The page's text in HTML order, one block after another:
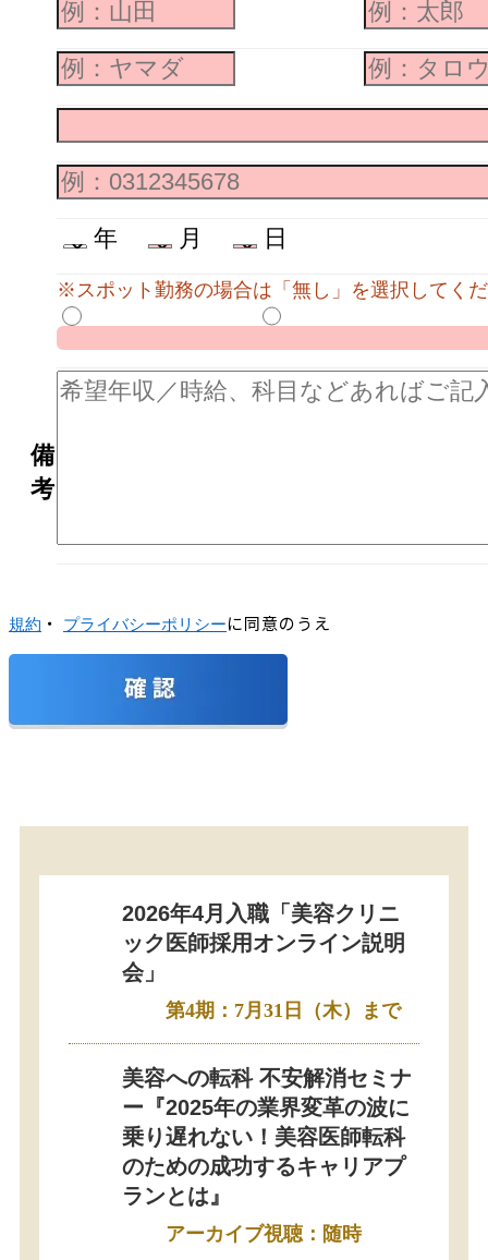
年 月 日
※スポット勤務の場合は「無し」を選択してく
備
考
規約 ・ プライバシーポリシーに同意のうえ
2026年4月入職「美容クリニ
ック医師採用オンライン説明
会」
第4期：7月31日（木）まで
美容への転科 不安解消セミナ
ー『2025年の業界変革の波に
乗り遅れない！美容医師転科
のための成功するキャリアプ
ランとは』
アーカイブ視聴：随時